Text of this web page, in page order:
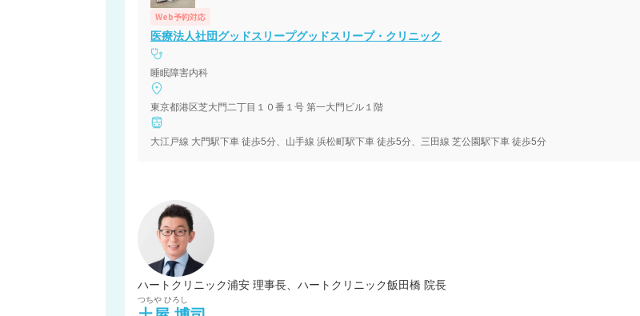
Web予約対応
医療法人社団グッドスリープグッドスリープ・クリニック
睡眠障害内科
東京都港区芝大門二丁目１０番１号 第一大門ビル１階
大江戸線 大門駅下車 徒歩5分、山手線 浜松町駅下車 徒歩5分、三田線 芝公園駅下車 徒歩5分
ハートクリニック浦安 理事長、ハートクリニック飯田橋 院長
つちや ひろし